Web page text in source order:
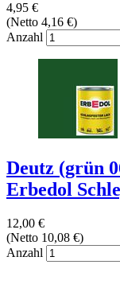
4,95 €
(Netto 4,16 €)
Anzahl
Deutz (grün
Erbedol
12,00 €
(Netto 10,08 €)
Anzahl